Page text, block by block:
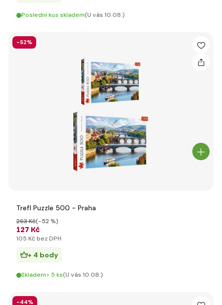
Poslední kus skladem(U vás 10.08.)
-52%
Trefl Puzzle 500 - Praha
127 Kč
263 Kč(-52 %)
105 Kč bez DPH
+ 4 body
Skladem> 5 ks(U vás 10.08.)
-44%